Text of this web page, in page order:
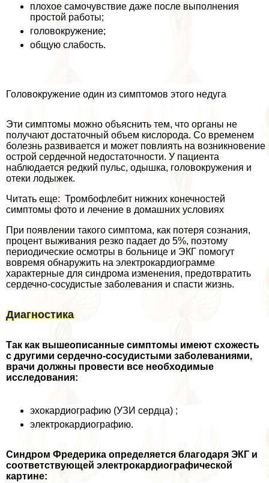
плохое самочувствие даже после выполнения
простой работы;
головокружение;
общую слабость.
Головокружение один из симптомов этого недуга
Эти симптомы можно объяснить тем, что органы не
получают достаточный объем кислорода. Со временем
болезнь развивается и может повлиять на возникновение
острой сердечной недостаточности. У пациента
наблюдается редкий пульс, одышка, головокружения и
отеки лодыжек.
Читать еще: Тромбофлебит нижних конечностей
симптомы фото и лечение в домашних условиях
При появлении такого симптома, как потеря сознания,
процент выживания резко падает до 5%, поэтому
периодические осмотры в больнице и ЭКГ помогут
вовремя обнаружить на электрокардиограмме
хаpaктерные для синдрома изменения, предотвратить
сердечно-сосудистые заболевания и спасти жизнь.
Диагностика
Так как вышеописанные симптомы имеют схожесть
с другими сердечно-сосудистыми заболеваниями,
врачи должны провести все необходимые
исследования:
эхокардиографию (УЗИ сердца) ;
электрокардиографию.
Синдром Фредерика определяется благодаря ЭКГ и
соответствующей электрокардиографической
картине: